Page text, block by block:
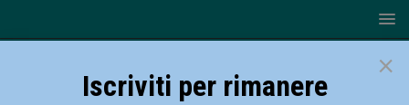
×
Iscriviti per rimanere